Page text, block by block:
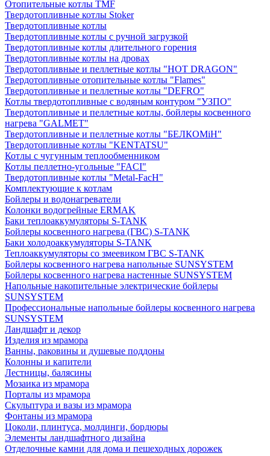
Отопительные котлы TMF
Твердотопливные котлы Stoker
Твердотопливные котлы
Твердотопливные котлы с ручной загрузкой
Твердотопливные котлы длительного горения
Твердотопливные котлы на дровах
Твердотопливные и пеллетные котлы "HOT DRAGON"
Твердотопливные отопительные котлы "Flames"
Твердотопливные и пеллетные котлы "DEFRO"
Котлы твердотопливные с водяным контуром "УЗПО"
Твердотопливные и пеллетные котлы, бойлеры косвенного
нагрева "GALMET"
Твердотопливные и пеллетные котлы "БЕЛКОМiН"
Твердотопливные котлы "KENTATSU"
Котлы с чугунным теплообменником
Котлы пеллетно-угольные "FACI"
Твердотопливные котлы "Metal-FacH"
Комплектующие к котлам
Бойлеры и водонагреватели
Колонки водогрейные ERMAK
Баки теплоаккумуляторы S-TANK
Бойлеры косвенного нагрева (ГВС) S-TANK
Баки холодоаккумуляторы S-TANK
Теплоаккумуляторы со змеевиком ГВС S-TANK
Бойлеры косвенного нагрева напольные SUNSYSTEM
Бойлеры косвенного нагрева настенные SUNSYSTEM
Напольные накопительные электрические бойлеры
SUNSYSTEM
Профессиональные напольные бойлеры косвенного нагрева
SUNSYSTEM
Ландшафт и декор
Изделия из мрамора
Ванны, раковины и душевые поддоны
Колонны и капители
Лестницы, балясины
Мозаика из мрамора
Порталы из мрамора
Скульптура и вазы из мрамора
Фонтаны из мрамора
Цоколи, плинтуса, молдинги, бордюры
Элементы ландшафтного дизайна
Отделочные камни для дома и пешеходных дорожек